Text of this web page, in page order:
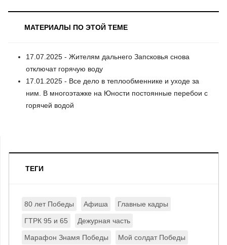
МАТЕРИАЛЫ ПО ЭТОЙ ТЕМЕ
17.07.2025 - Жителям дальнего Запсковья снова
отключат горячую воду
17.01.2025 - Все дело в теплообменнике и уходе за
ним. В многоэтажке на Юности постоянные перебои с
горячей водой
ТЕГИ
80 лет Победы Афиша Главные кадры
ГТРК 95 и 65 Дежурная часть
Марафон Знамя Победы Мой солдат Победы